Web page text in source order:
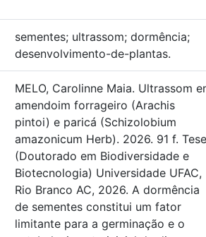
sementes; ultrassom; dormência;
desenvolvimento-de-plantas.
MELO, Carolinne Maia. Ultrassom
amendoim forrageiro (Arachis
pintoi) e paricá (Schizolobium
amazonicum Herb). 2026. 91 f. Tese
(Doutorado em Biodiversidade e
Biotecnologia) Universidade UFAC,
Rio Branco AC, 2026. A dormência
de sementes constitui um fator
limitante para a germinação e o